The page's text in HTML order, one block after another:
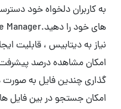
به کاربران دلخواه خود
نیاز به دیتابیس ، قابلیت
امکان مشاهده درصد پیشرفت
گذاری چندین فایل به صورت
امکان جستجو در بین فایل